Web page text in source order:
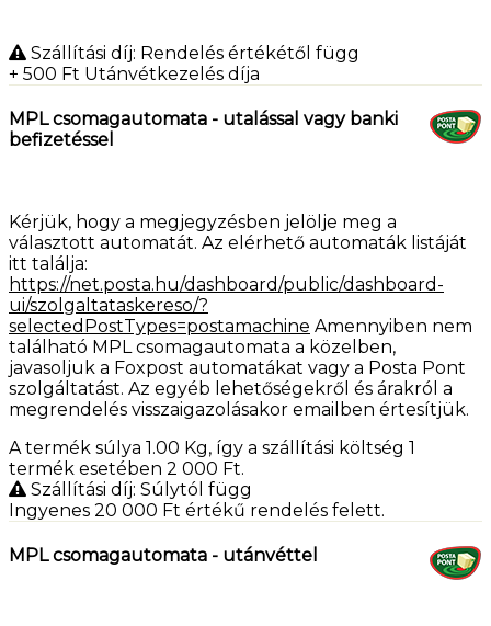
Szállítási díj: Rendelés értékétől függ
+ 500 Ft Utánvétkezelés díja
MPL csomagautomata - utalással vagy banki
befizetéssel
Kérjük, hogy a megjegyzésben jelölje meg a
választott automatát. Az elérhető automaták listáját
itt találja:
https://net.posta.hu/dashboard/public/dashboard-
ui/szolgaltataskereso/?
selectedPostTypes=postamachine Amennyiben nem
található MPL csomagautomata a közelben,
javasoljuk a Foxpost automatákat vagy a Posta Pont
szolgáltatást. Az egyéb lehetőségekről és árakról a
megrendelés visszaigazolásakor emailben értesítjük.
A termék súlya 1.00 Kg, így a szállítási költség 1
termék esetében 2 000 Ft.
Szállítási díj: Súlytól függ
Ingyenes 20 000 Ft értékű rendelés felett.
MPL csomagautomata - utánvéttel